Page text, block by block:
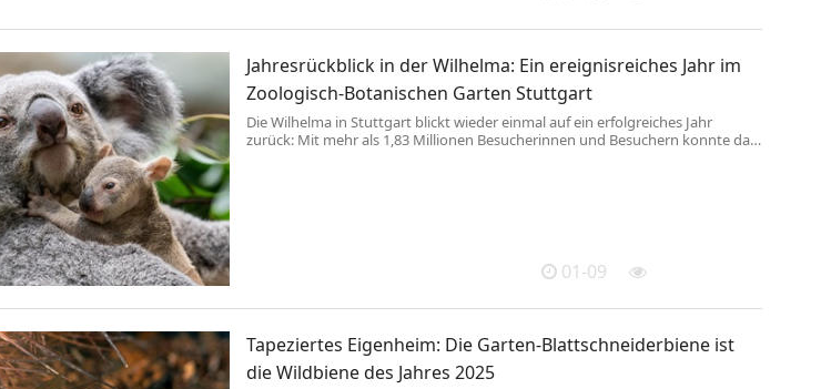
Jahresrückblick in der Wilhelma: Ein ereignisreiches Jahr im
Zoologisch-Botanischen Garten Stuttgart
Die Wilhelma in Stuttgart blickt wieder einmal auf ein erfolgreiches Jahr
zurück: Mit mehr als 1,83 Millionen Besucherinnen und Besuchern konnte das
01-09
Tapeziertes Eigenheim: Die Garten-Blattschneiderbiene ist
die Wildbiene des Jahres 2025